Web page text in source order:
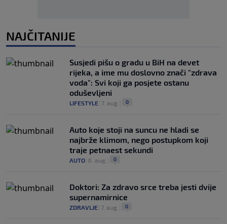
NAJČITANIJE
Susjedi pišu o gradu u BiH na devet
rijeka, a ime mu doslovno znači "zdrava
voda": Svi koji ga posjete ostanu
oduševljeni
LIFESTYLE 7. aug. 0
Auto koje stoji na suncu ne hladi se
najbrže klimom, nego postupkom koji
traje petnaest sekundi
AUTO 6. aug. 0
Doktori: Za zdravo srce treba jesti dvije
supernamirnice
ZDRAVLJE 7. aug. 0